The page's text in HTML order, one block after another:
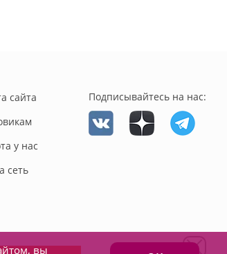
сайта
у нас
сеть
Подписывайтесь на нас:
вы